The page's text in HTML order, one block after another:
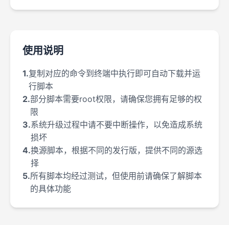
使用说明
1.复制对应的命令到终端中执行即可自动下载并运
行脚本
2.部分脚本需要root权限，请确保您拥有足够的权
限
3.系统升级过程中请不要中断操作，以免造成系统
损坏
4.换源脚本，根据不同的发行版，提供不同的源选
择
5.所有脚本均经过测试，但使用前请确保了解脚本
的具体功能